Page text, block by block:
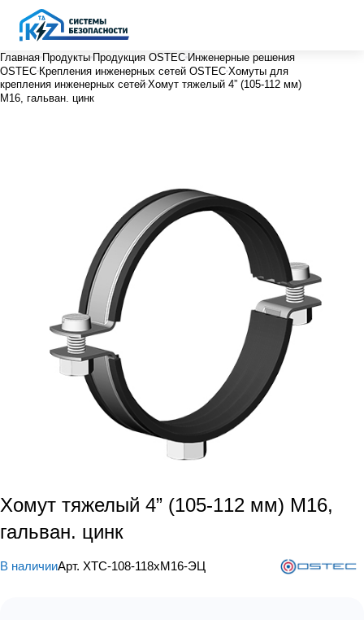
Главная Продукты Продукция OSTEC Инженерные решения
OSTEC Крепления инженерных сетей OSTEC Хомуты для
крепления инженерных сетей Хомут тяжелый 4” (105-112 мм)
М16, гальван. цинк
Хомут тяжелый 4” (105-112 мм) М16,
гальван. цинк
В наличииАрт. ХТС-108-118хМ16-ЭЦ